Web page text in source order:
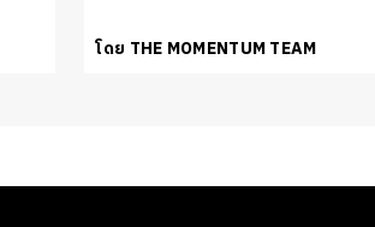
โดย THE MOMENTUM TEAM